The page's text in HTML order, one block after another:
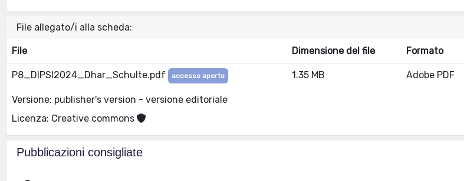
File allegato/i alla scheda:
File Dimensione del file Formato
P8_DIPSI2024_Dhar_Schulte.pdf accesso aperto
Versione: publisher's version - versione editoriale
Licenza: Creative commons
1.35 MB Adobe PDF
Pubblicazioni consigliate